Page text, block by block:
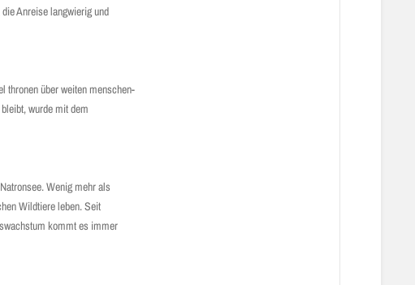
Anreise langwierig und
thronen über weiten menschen­
wurde mit dem
Wenig mehr als
Wildtiere leben. Seit
kommt es immer